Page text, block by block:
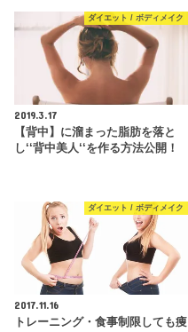
ダイエット / ボディメイク
2019.3.17
【背中】に溜まった脂肪を落と
し‘‘背中美人‘‘を作る方法公開！
ダイエット / ボディメイク
2017.11.16
トレーニング・食事制限しても痩